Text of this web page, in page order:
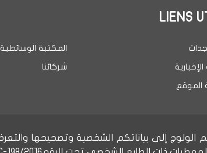
LIENS
الإخبارية
الموقع
المكتبة الوسائطية
شركائنا